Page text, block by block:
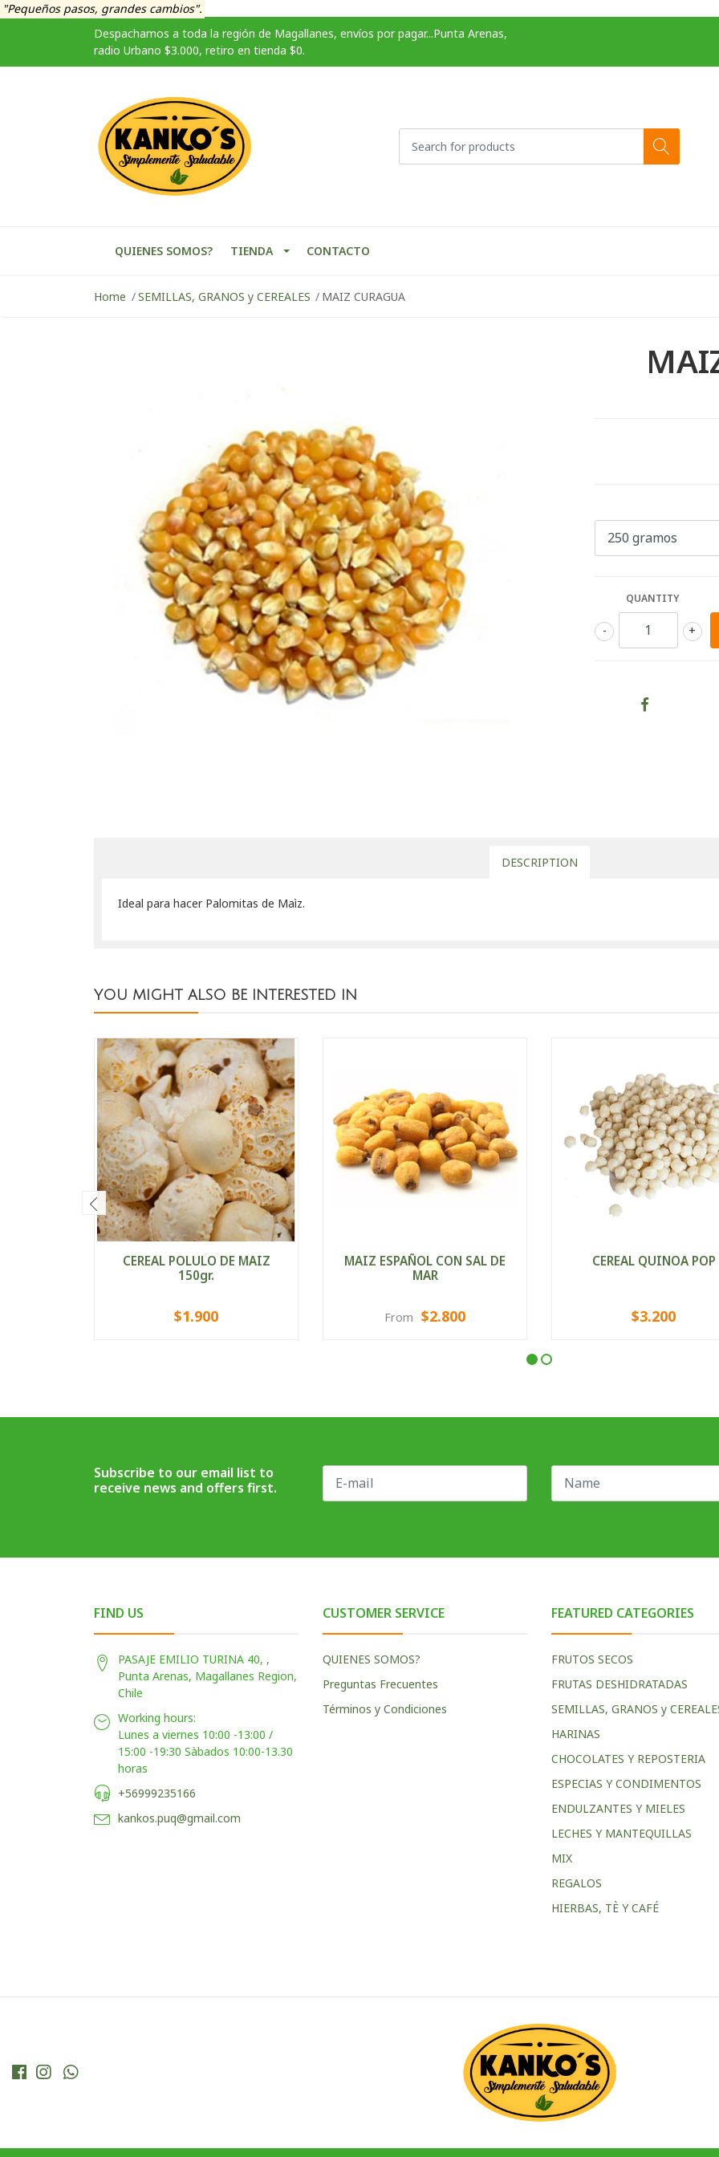
"Pequeños pasos, grandes cambios".
Despachamos a toda la región de Magallanes, envíos por pagar...Punta Arenas,
radio Urbano $3.000, retiro en tienda $0.
QUIENES SOMOS? TIENDA CONTACTO
Home SEMILLAS, GRANOS y CEREALES MAIZ CURAGUA
QUANTITY
+
-
DESCRIPTION
Ideal para hacer Palomitas de Maìz.
YOU MIGHT ALSO BE INTERESTED IN
CEREAL POLULO DE MAIZ
150gr.
+
$1.900
MAIZ ESPAÑOL CON SAL DE
MAR
VIEW OPTIONS
From $2.800
CEREAL QUINOA POP
VIEW OPTIONS
$3.200
Subscribe to our email list to
receive news and offers first.
FIND US
PASAJE EMILIO TURINA 40, ,
Punta Arenas, Magallanes Region,
Chile
Working hours:
Lunes a viernes 10:00 -13:00 /
15:00 -19:30 Sàbados 10:00-13.30
horas
+56999235166
kankos.puq@gmail.com
CUSTOMER SERVICE
QUIENES SOMOS?
Preguntas Frecuentes
Términos y Condiciones
FEATURED CATEGORIES
FRUTOS SECOS
FRUTAS DESHIDRATADAS
SEMILLAS, GRANOS y
HARINAS
CHOCOLATES Y REPOSTERIA
ESPECIAS Y CONDIMENTOS
ENDULZANTES Y MIELES
LECHES Y MANTEQUILLAS
MIX
REGALOS
HIERBAS, TÈ Y CAFÉ